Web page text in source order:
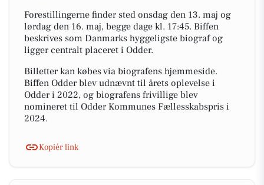
Forestillingerne finder sted onsdag den 13. maj og
lørdag den 16. maj, begge dage kl. 17:45. Biffen
beskrives som Danmarks hyggeligste biograf og
ligger centralt placeret i Odder.
Billetter kan købes via biografens hjemmeside.
Biffen Odder blev udnævnt til årets oplevelse i
Odder i 2022, og biografens frivillige blev
nomineret til Odder Kommunes Fællesskabspris i
2024.
Kopiér link